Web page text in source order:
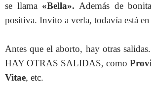
se llama «Bella». Además de
positiva. Invito a verla, todavía está en
Antes que el aborto, hay otras
HAY OTRAS SALIDAS, como
Vitae, etc.